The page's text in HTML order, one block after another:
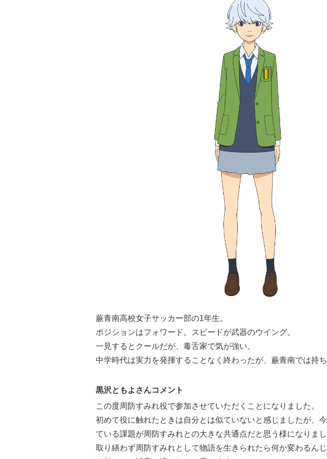
蕨青南高校女子サッカー部の1年生。
ポジションはフォワード。スピードが武器のウイング。
一見するとクールだが、毒舌家で気が強い。
中学時代は実力を発揮することなく終わったが、蕨青南では持ち
黒沢ともよさんコメント
この度周防すみれ役で参加させていただくことになりました。
初めて役に触れたときは自分とは似ていないと感じましたが、
ている課題が周防すみれとの大きな共通点だと思う様になりまし
取り繕わず周防すみれとして物語を生きられたら何か変わるん